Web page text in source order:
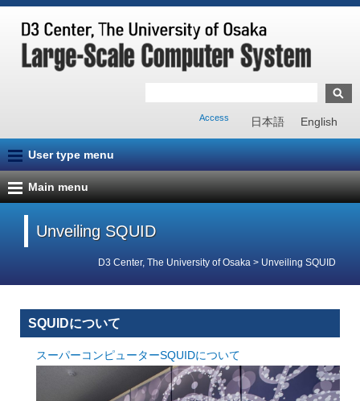
日本語 English
Access
User type menu
Main menu
Unveiling SQUID
D3 Center, The University of Osaka > Unveiling SQUID
SQUIDについて
スーパーコンピューターSQUIDについて